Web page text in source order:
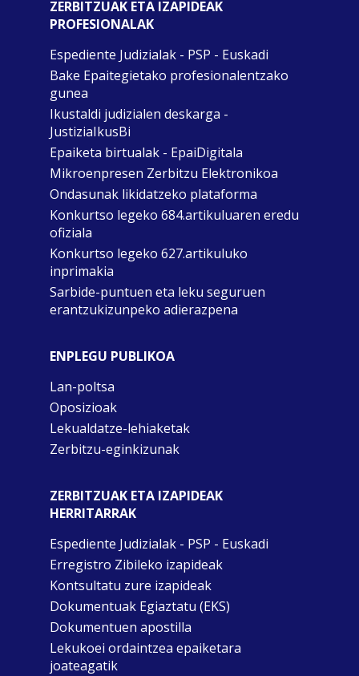
ZERBITZUAK ETA IZAPIDEAK
PROFESIONALAK
Espediente Judizialak - PSP - Euskadi
Bake Epaitegietako profesionalentzako
gunea
Ikustaldi judizialen deskarga -
JustiziaIkusBi
Epaiketa birtualak - EpaiDigitala
Mikroenpresen Zerbitzu Elektronikoa
Ondasunak likidatzeko plataforma
Konkurtso legeko 684.artikuluaren eredu
ofiziala
Konkurtso legeko 627.artikuluko
inprimakia
Sarbide-puntuen eta leku seguruen
erantzukizunpeko adierazpena
ENPLEGU PUBLIKOA
Lan-poltsa
Oposizioak
Lekualdatze-lehiaketak
Zerbitzu-eginkizunak
ZERBITZUAK ETA IZAPIDEAK
HERRITARRAK
Espediente Judizialak - PSP - Euskadi
Erregistro Zibileko izapideak
Kontsultatu zure izapideak
Dokumentuak Egiaztatu (EKS)
Dokumentuen apostilla
Lekukoei ordaintzea epaiketara
joateagatik